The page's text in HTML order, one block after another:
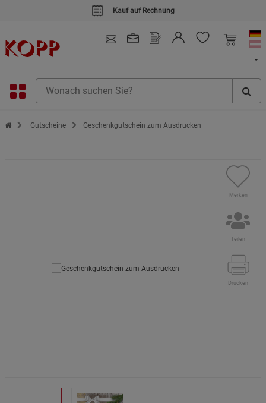
Kauf auf Rechnung
Zur Startseite des Kopp Verlag Online-Shop
Gutscheine Geschenkgutschein zum Ausdrucken
Merken
Teilen
Drucken